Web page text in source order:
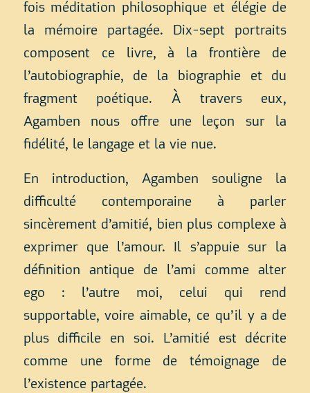
fois méditation philosophique et élégie de
la mémoire partagée. Dix-sept portraits
composent ce livre, à la frontière de
l’autobiographie, de la biographie et du
fragment poétique. À travers eux,
Agamben nous offre une leçon sur la
fidélité, le langage et la vie nue.
En introduction, Agamben souligne la
difficulté contemporaine à parler
sincèrement d’amitié, bien plus complexe à
exprimer que l’amour. Il s’appuie sur la
définition antique de l’ami comme alter
ego : l’autre moi, celui qui rend
supportable, voire aimable, ce qu’il y a de
plus difficile en soi. L’amitié est décrite
comme une forme de témoignage de
l’existence partagée.